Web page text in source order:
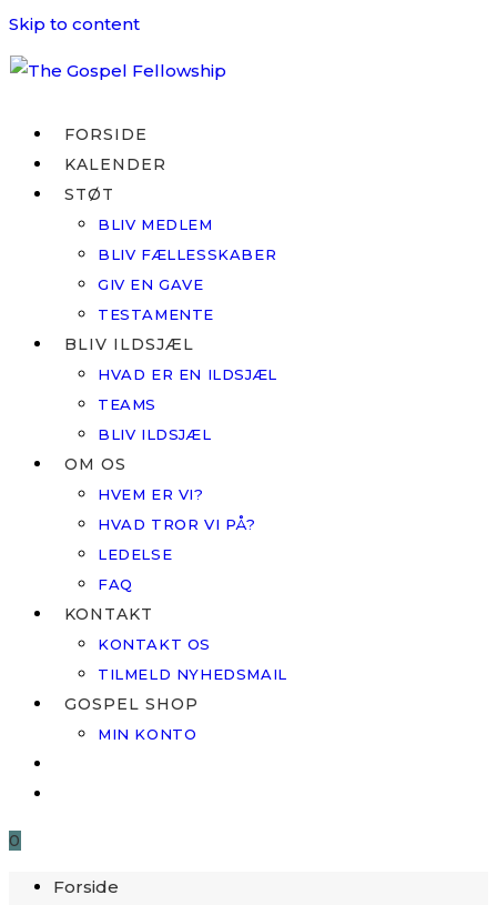
Skip to content
FORSIDE
KALENDER
STØT
BLIV MEDLEM
BLIV FÆLLESSKABER
GIV EN GAVE
TESTAMENTE
BLIV ILDSJÆL
HVAD ER EN ILDSJÆL
TEAMS
BLIV ILDSJÆL
OM OS
HVEM ER VI?
HVAD TROR VI PÅ?
LEDELSE
FAQ
KONTAKT
KONTAKT OS
TILMELD NYHEDSMAIL
GOSPEL SHOP
MIN KONTO
0
Forside